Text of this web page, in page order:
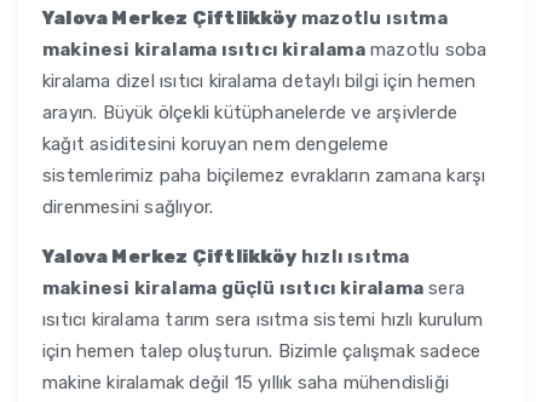
Yalova Merkez Çiftlikköymazotlu ısıtma
makinesi kiralama ısıtıcı kiralamamazotlu soba
kiralama dizel ısıtıcı kiralama detaylı bilgi için hemen
arayın. Büyük ölçekli kütüphanelerde ve arşivlerde
kağıt asiditesini koruyan nem dengeleme
sistemlerimiz paha biçilemez evrakların zamana karşı
direnmesini sağlıyor.
Yalova Merkez Çiftlikköyhızlı ısıtma
makinesi kiralama güçlü ısıtıcı kiralama sera
ısıtıcı kiralama tarım sera ısıtma sistemi hızlı kurulum
için hemen talep oluşturun. Bizimle çalışmak sadece
makine kiralamak değil 15 yıllık saha mühendisliği